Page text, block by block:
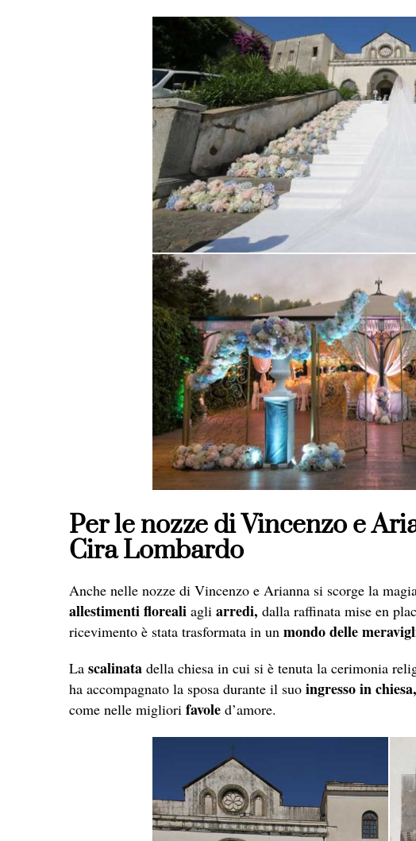
Per le nozze di Vincenzo e
Cira Lombardo
Anche nelle nozze di Vincenzo e Arianna si scorge la
allestimenti floreali agli arredi, dalla raffinata mise en
ricevimento è stata trasformata in un mondo delle
La scalinata della chiesa in cui si è tenuta la cerimonia
ha accompagnato la sposa durante il suo ingresso in chiesa,
come nelle migliori favole d’amore.